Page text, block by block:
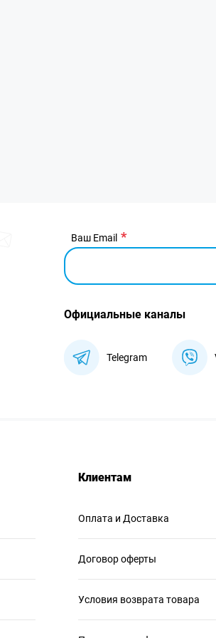
Ваш Email
Официальные каналы
Telegram
Клиентам
Оплата и Доставка
Договор оферты
Условия возврата товара